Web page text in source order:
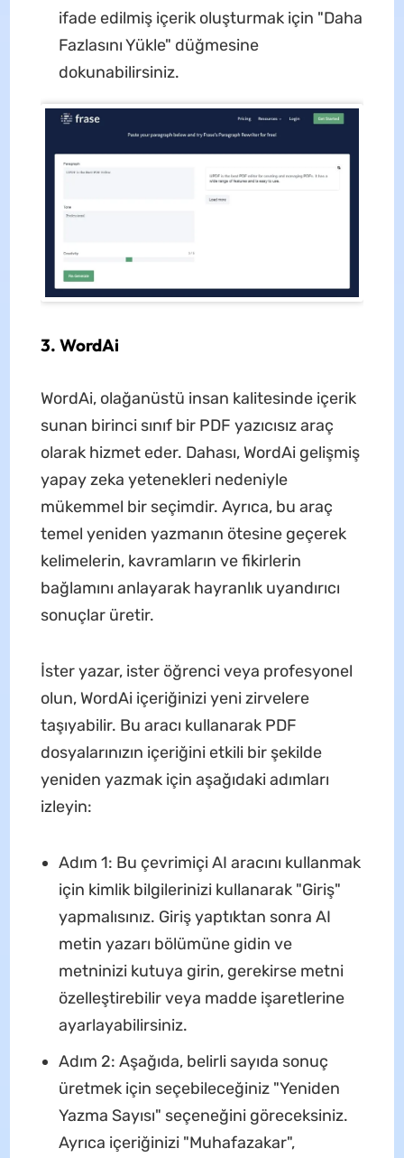
ifade edilmiş içerik oluşturmak için "Daha
Fazlasını Yükle" düğmesine
dokunabilirsiniz.
3. WordAi
WordAi, olağanüstü insan kalitesinde içerik
sunan birinci sınıf bir PDF yazıcısız araç
olarak hizmet eder. Dahası, WordAi gelişmiş
yapay zeka yetenekleri nedeniyle
mükemmel bir seçimdir. Ayrıca, bu araç
temel yeniden yazmanın ötesine geçerek
kelimelerin, kavramların ve fikirlerin
bağlamını anlayarak hayranlık uyandırıcı
sonuçlar üretir.
İster yazar, ister öğrenci veya profesyonel
olun, WordAi içeriğinizi yeni zirvelere
taşıyabilir. Bu aracı kullanarak PDF
dosyalarınızın içeriğini etkili bir şekilde
yeniden yazmak için aşağıdaki adımları
izleyin:
Adım 1: Bu çevrimiçi AI aracını kullanmak
için kimlik bilgilerinizi kullanarak "Giriş"
yapmalısınız. Giriş yaptıktan sonra AI
metin yazarı bölümüne gidin ve
metninizi kutuya girin, gerekirse metni
özelleştirebilir veya madde işaretlerine
ayarlayabilirsiniz.
Adım 2: Aşağıda, belirli sayıda sonuç
üretmek için seçebileceğiniz "Yeniden
Yazma Sayısı" seçeneğini göreceksiniz.
Ayrıca içeriğinizi "Muhafazakar",